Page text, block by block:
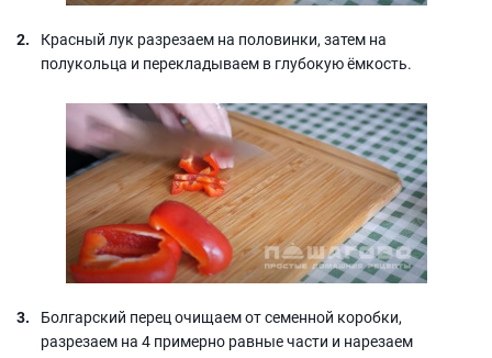
Красный лук разрезаем на половинки, затем на
полукольца и перекладываем в глубокую ёмкость.
Болгарский перец очищаем от семенной коробки,
разрезаем на 4 примерно равные части и нарезаем